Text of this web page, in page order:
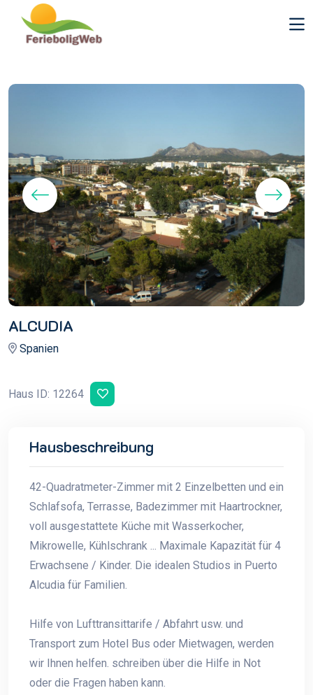
ALCUDIA
Spanien
Haus ID: 12264
Hausbeschreibung
42-Quadratmeter-Zimmer mit 2 Einzelbetten und ein
Schlafsofa, Terrasse, Badezimmer mit Haartrockner,
voll ausgestattete Küche mit Wasserkocher,
Mikrowelle, Kühlschrank ... Maximale Kapazität für 4
Erwachsene / Kinder. Die idealen Studios in Puerto
Alcudia für Familien.
Hilfe von Lufttransittarife / Abfahrt usw. und
Transport zum Hotel Bus oder Mietwagen, werden
wir Ihnen helfen. schreiben über die Hilfe in Not
oder die Fragen haben kann.